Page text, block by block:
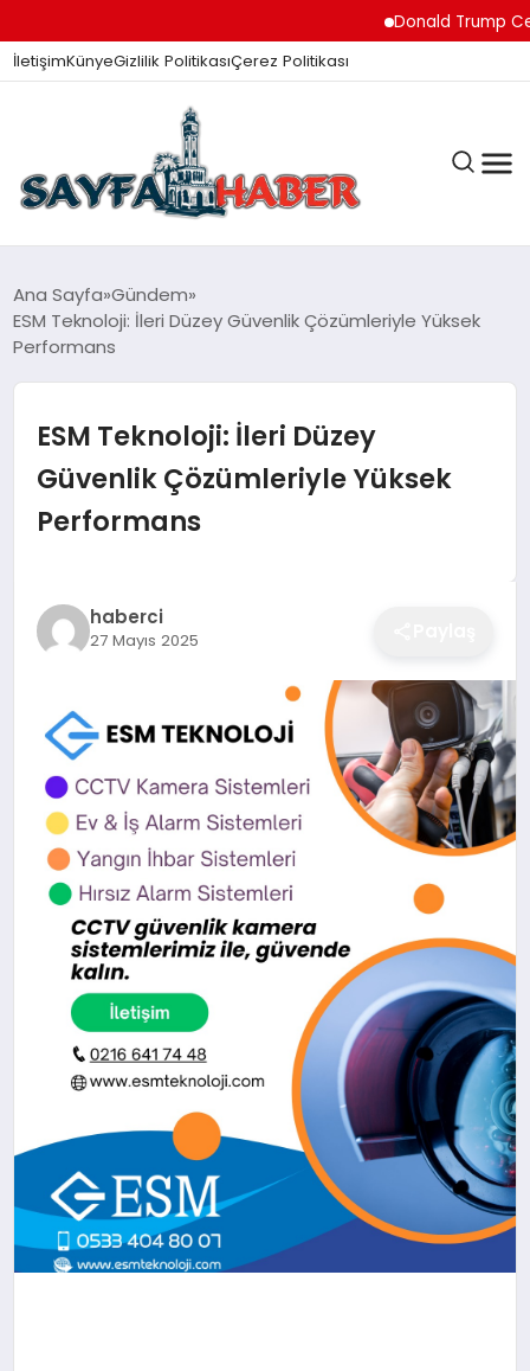
Donald Trump
İletişimKünyeGizlilik PolitikasıÇerez Politikası
ANA SAYFA
GÜNDEM
İZMIR HABERLERI
EKONOMI
SAĞLIK
SPOR
YAŞAM
DIĞER
Ana Sayfa Gündem
ESM Teknoloji: İleri Düzey Güvenlik Çözümleriyle Yüksek
Performans
ESM Teknoloji: İleri Düzey
Güvenlik Çözümleriyle Yüksek
Performans
haberci
27 Mayıs 2025